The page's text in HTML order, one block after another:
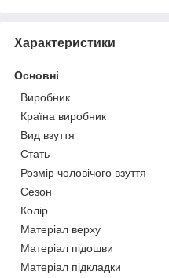
Характеристики
Основні
Виробник
Країна виробник
Вид взуття
Стать
Розмір чоловічого взуття
Сезон
Колір
Матеріал верху
Матеріал підошви
Матеріал підкладки